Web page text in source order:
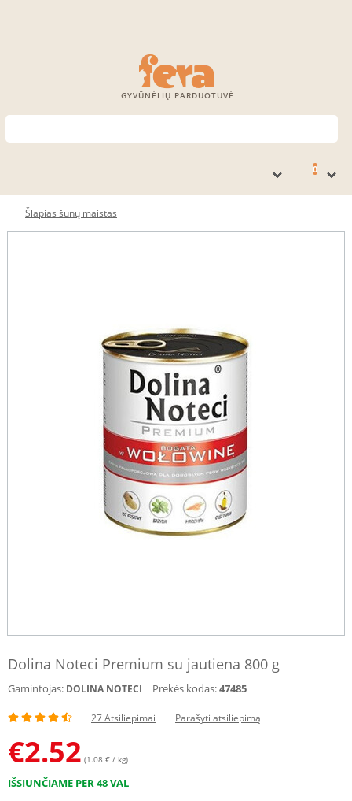
GYVŪNĖLIŲ PARDUOTUVĖ
0
Šlapias šunų maistas
Dolina Noteci Premium su jautiena 800 g
Gamintojas: DOLINA NOTECI Prekės kodas:47485
27 Atsiliepimai Parašyti atsiliepimą
€2.52 (1.08 € / kg)
IŠSIUNČIAME PER 48 VAL